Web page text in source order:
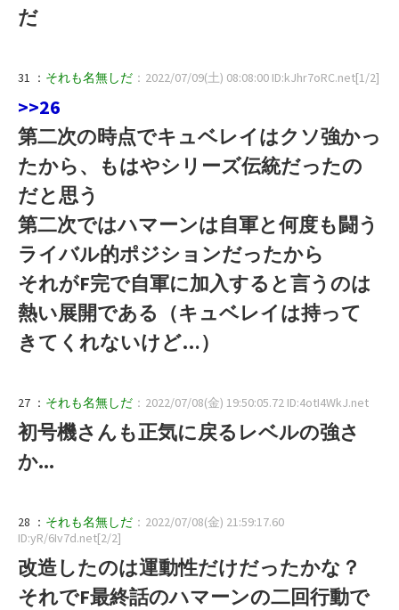
だ
31 ： それも名無しだ ：2022/07/09(土) 08:08:00 ID:kJhr7oRC.net[1/2]
>>26
第二次の時点でキュベレイはクソ強かっ
たから、もはやシリーズ伝統だったの
だと思う
第二次ではハマーンは自軍と何度も闘う
ライバル的ポジションだったから
それがF完で自軍に加入すると言うのは
熱い展開である（キュベレイは持って
きてくれないけど…）
27 ： それも名無しだ ：2022/07/08(金) 19:50:05.72 ID:4otI4WkJ.net
初号機さんも正気に戻るレベルの強さ
か...
28 ： それも名無しだ ：2022/07/08(金) 21:59:17.60
ID:yR/6Iv7d.net[2/2]
改造したのは運動性だけだったかな？
それでF最終話のハマーンの二回行動で